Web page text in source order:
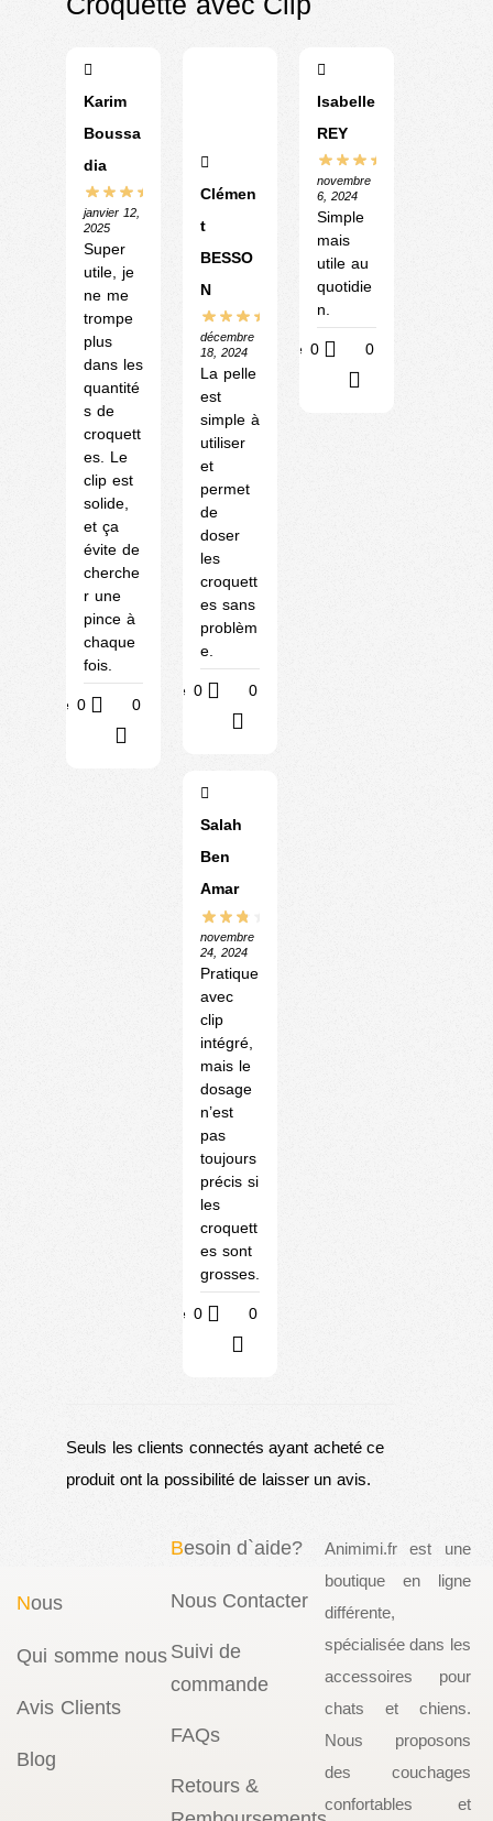
Karim
Boussa
dia
janvier 12,
2025
Super
utile, je
ne me
trompe
plus
dans les
quantité
s de
croquett
es. Le
clip est
solide,
et ça
évite de
cherche
r une
pince à
chaque
fois.
Utile 0 0
Clémen
t
BESSO
N
décembre
18, 2024
La pelle
est
simple à
utiliser
et
permet
de
doser
les
croquett
es sans
problèm
e.
Utile 0 0
Salah
Ben
Amar
novembre
24, 2024
Pratique
avec
clip
intégré,
mais le
dosage
n’est
pas
toujours
précis si
les
croquett
es sont
grosses.
Utile 0 0
Isabelle
REY
novembre
6, 2024
Simple
mais
utile au
quotidie
n.
Utile 0 0
Seuls les clients connectés ayant acheté ce
produit ont la possibilité de laisser un avis.
Nous
Qui somme nous
Avis Clients
Blog
Besoin d`aide?
Nous Contacter
Suivi de
commande
FAQs
Retours &
Animimi.fr est une
boutique en ligne
différente,
spécialisée dans les
accessoires pour
chats et chiens.
Nous proposons
des couchages
confortables et